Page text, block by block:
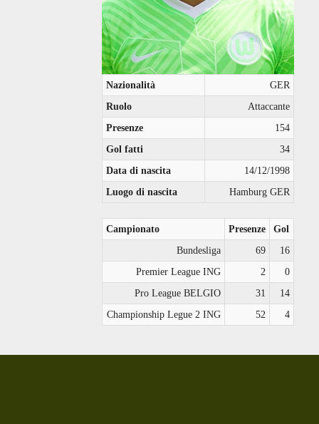
Nazionalità
GER
Ruolo
Attaccante
Presenze
154
Gol fatti
34
Data di nascita
14/12/1998
Luogo di nascita
Hamburg GER
Campionato Presenze
Gol
Bundesliga
69
16
Premier League ING
2
0
Pro League BELGIO
31
14
Championship Legue 2 ING
52 4